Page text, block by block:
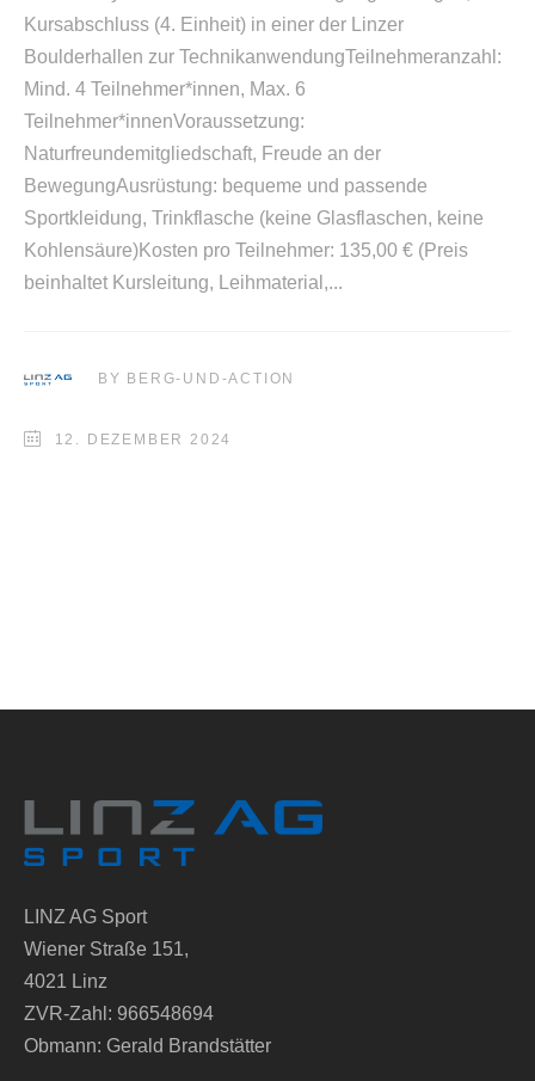
Kursabschluss (4. Einheit) in einer der Linzer
Boulderhallen zur TechnikanwendungTeilnehmeranzahl:
Mind. 4 Teilnehmer*innen, Max. 6
Teilnehmer*innenVoraussetzung:
Naturfreundemitgliedschaft, Freude an der
BewegungAusrüstung: bequeme und passende
Sportkleidung, Trinkflasche (keine Glasflaschen, keine
Kohlensäure)Kosten pro Teilnehmer: 135,00 € (Preis
beinhaltet Kursleitung, Leihmaterial,
BY BERG-UND-ACTION
12. DEZEMBER 2024
LINZ AG Sport
Wiener Straße 151,
4021 Linz
ZVR-Zahl: 966548694
Obmann: Gerald Brandstätter